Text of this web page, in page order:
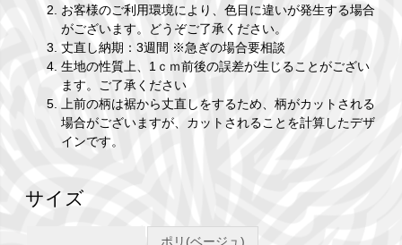
お客様のご利用環境により、色目に違いが発生する場合
がございます。どうぞご了承ください。
丈直し納期：3週間 ※急ぎの場合要相談
生地の性質上、1ｃｍ前後の誤差が生じることがござい
ます。ご了承ください
上前の柄は裾から丈直しをするため、柄がカットされる
場合がございますが、カットされることを計算したデザ
インです。
サイズ
ポリ(ベージュ)